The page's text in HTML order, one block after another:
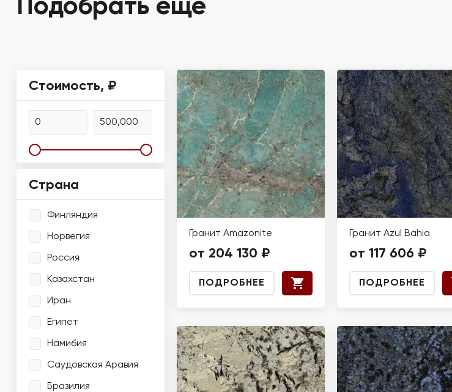
Подобрать ещё
Гранит Amazonite
от 204 130 ₽
ПОДРОБНЕЕ
Гранит Azul Bahia
от 117 606 ₽
ПОДРОБНЕЕ
Стоимость, ₽
Страна
Финляндия
Норвегия
Россия
Казахстан
Иран
Египет
Намибия
Саудовская Аравия
Бразилия